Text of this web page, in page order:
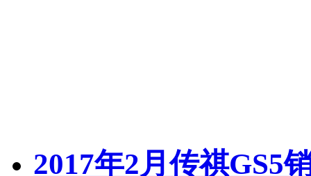
2017年2月传祺GS5